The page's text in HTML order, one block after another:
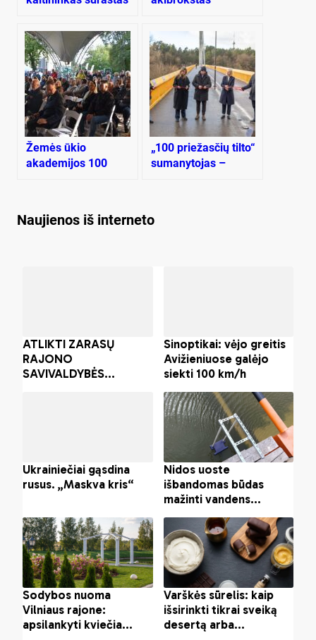
Žemės ūkio
akademijos 100
„100 priežasčių tilto“
sumanytojas –
Naujienos iš interneto